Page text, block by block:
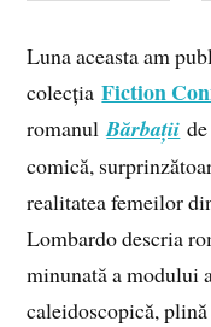
Luna aceasta am
colecțiaFiction
romanulBărbații
comică,
realitatea femeilor
Lombardo descria
minunată a modului
caleidoscopică,